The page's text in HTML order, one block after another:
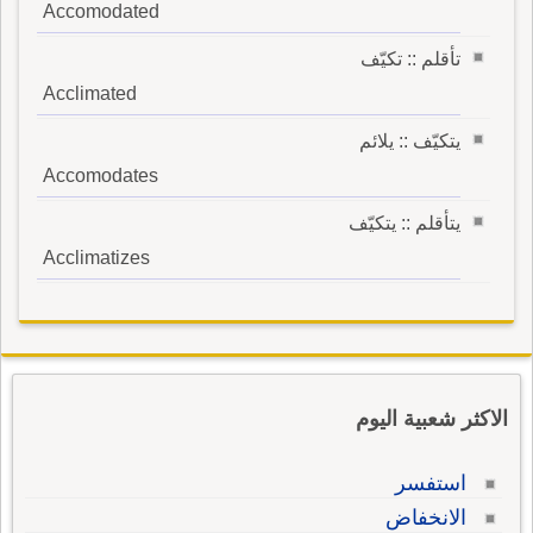
Accomodated
تأقلم :: تكيّف
Acclimated
يتكيّف :: يلائم
Accomodates
يتأقلم :: يتكيّف
Acclimatizes
الاكثر شعبية اليوم
استفسر
الانخفاض